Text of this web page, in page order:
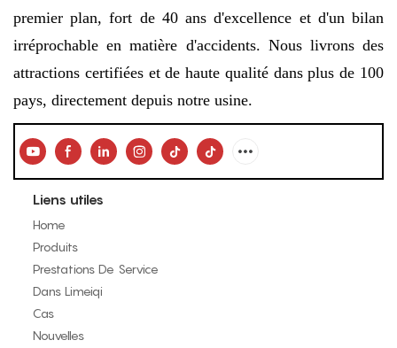
premier plan, fort de 40 ans d'excellence et d'un bilan
irréprochable en matière d'accidents. Nous livrons des
attractions certifiées et de haute qualité dans plus de 100
pays, directement depuis notre usine.
Liens utiles
Home
Produits
Prestations De Service
Dans Limeiqi
Cas
Nouvelles